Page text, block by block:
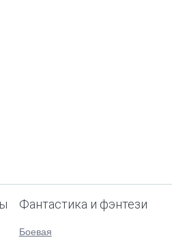
Фантастика и фэнтези
Боевая